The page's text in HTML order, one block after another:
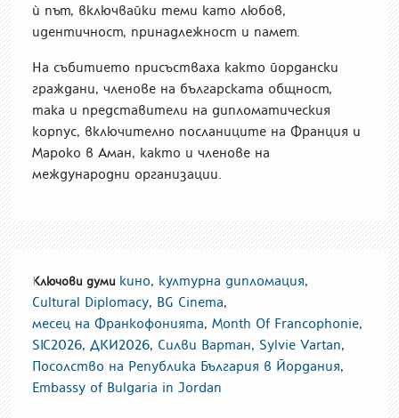
ѝ път, включвайки теми като любов,
идентичност, принадлежност и памет.
На събитието присъстваха както йордански
граждани, членове на българската общност,
така и представители на дипломатическия
корпус, включително посланиците на Франция и
Мароко в Аман, както и членове на
международни организации.
Ключови думи кино, културна дипломация,
Cultural Diplomacy, BG Cinema,
месец на Франкофонията, Month Of Francophonie,
SIC2026, ДКИ2026, Силви Вартан, Sylvie Vartan,
Посолство на Република България в Йордания,
Embassy of Bulgaria in Jordan